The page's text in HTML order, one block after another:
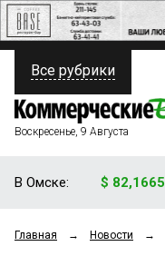
ПОЛИТИКА
ФИНАНСЫ
ОБЩЕСТВО
Все рубрики
Воскресенье, 9 Августа
В Омске: $ 82,1665
Главная → Новости →